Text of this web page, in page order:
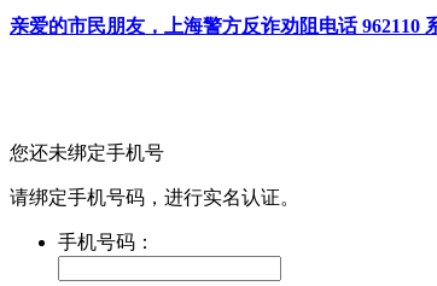
亲爱的市民朋友，上海警方反诈劝阻电话 962110
您还未绑定手机号
请绑定手机号码，进行实名认证。
手机号码：